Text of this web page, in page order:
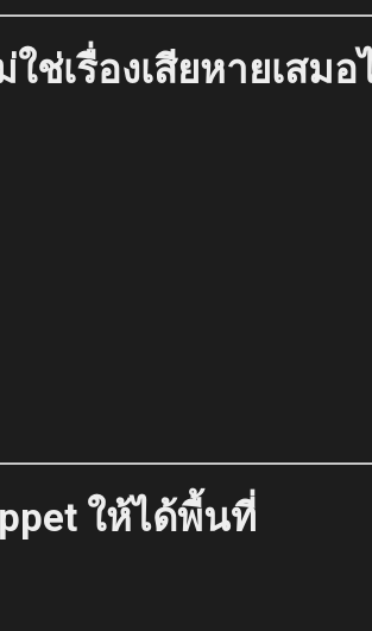
ช่เรื่องเสียหายเสมอ
ให้ได้พื้นที่